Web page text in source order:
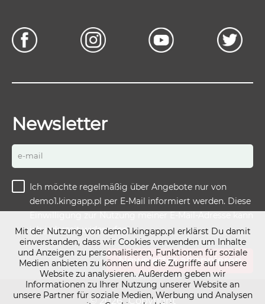
Newsletter
e-mail
Ich möchte regelmäßig über Angebote nur von
demo1.kingapp.pl per E-Mail informiert werden. Diese
ich jederzeit widerrufen
Newsletter abonnieren
© 2026 Copyright
Mit der Nutzung von demo1.kingapp.pl erklärst Du damit
einverstanden, dass wir Cookies verwenden um Inhalte
und Anzeigen zu personalisieren, Funktionen für soziale
Medien anbieten zu können und die Zugriffe auf unsere
Website zu analysieren. Außerdem geben wir
Informationen zu Ihrer Nutzung unserer Website an
unsere Partner für soziale Medien, Werbung und Analysen